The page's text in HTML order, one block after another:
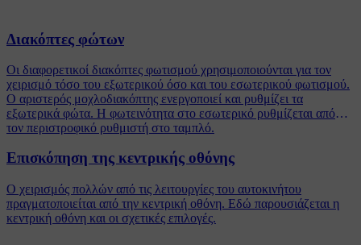
Διακόπτες φώτων
Οι διαφορετικοί διακόπτες φωτισμού χρησιμοποιούνται για τον
χειρισμό τόσο του εξωτερικού όσο και του εσωτερικού φωτισμού.
Ο αριστερός μοχλοδιακόπτης ενεργοποιεί και ρυθμίζει τα
εξωτερικά φώτα. Η φωτεινότητα στο εσωτερικό ρυθμίζεται από
τον περιστροφικό ρυθμιστή στο ταμπλό.
Επισκόπηση της κεντρικής οθόνης
Ο χειρισμός πολλών από τις λειτουργίες του αυτοκινήτου
πραγματοποιείται από την κεντρική οθόνη. Εδώ παρουσιάζεται η
κεντρική οθόνη και οι σχετικές επιλογές.